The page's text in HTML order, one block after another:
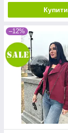
Купити
–12%